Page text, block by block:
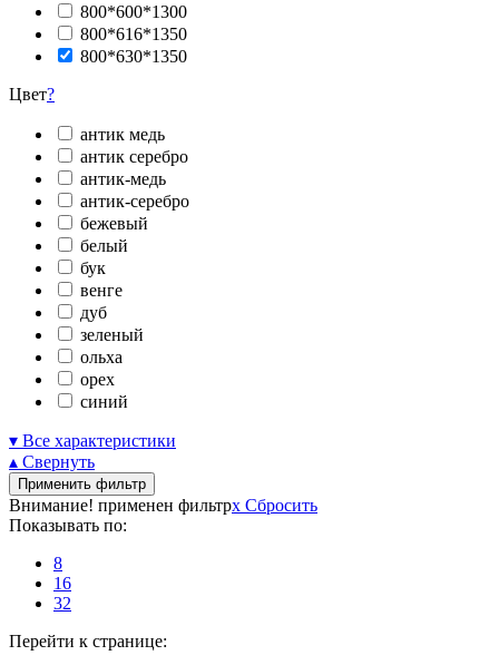
800*600*1300
800*616*1350
800*630*1350
Цвет?
антик медь
антик серебро
антик-медь
антик-серебро
бежевый
белый
бук
венге
дуб
зеленый
ольха
орех
синий
▾ Все характеристики
▴ Свернуть
Применить фильтр
Внимание! применен фильтрx Сбросить
Показывать по:
8
16
32
Перейти к странице: